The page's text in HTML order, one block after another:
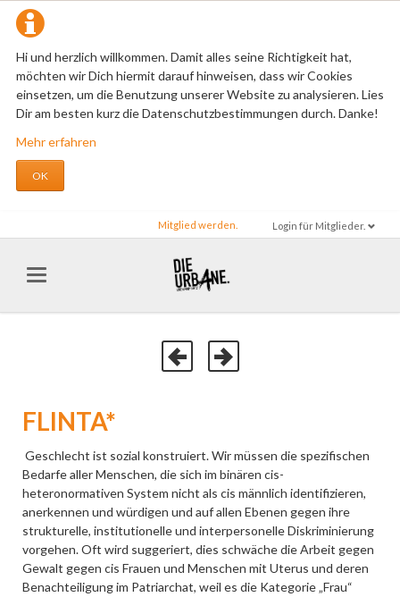
Hi und herzlich willkommen. Damit alles seine Richtigkeit hat,
möchten wir Dich hiermit darauf hinweisen, dass wir Cookies
einsetzen, um die Benutzung unserer Website zu analysieren. Lies
Dir am besten kurz die Datenschutzbestimmungen durch. Danke!
Mehr erfahren
OK
Login für Mitglieder.
Mitglied werden.
FLINTA*
Geschlecht ist sozial konstruiert. Wir müssen die spezifischen
Bedarfe aller Menschen, die sich im binären cis-
heteronormativen System nicht als cis männlich identifizieren,
anerkennen und würdigen und auf allen Ebenen gegen ihre
strukturelle, institutionelle und interpersonelle Diskriminierung
vorgehen. Oft wird suggeriert, dies schwäche die Arbeit gegen
Gewalt gegen cis Frauen und Menschen mit Uterus und deren
Benachteiligung im Patriarchat, weil es die Kategorie „Frau“